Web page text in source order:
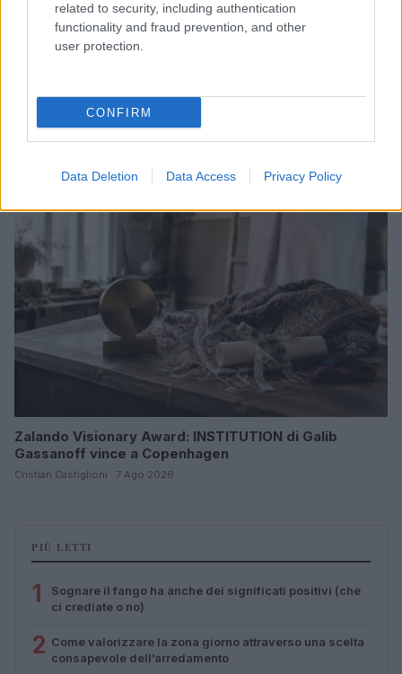
related to security, including authentication
functionality and fraud prevention, and other
user protection.
CONFIRM
Data Deletion Data Access Privacy Policy
Scopri Rocca San Giovanni, il borgo abruzzese tra
mare e storia
Cristian Castiglioni · 8 Ago 2026
Zalando Visionary Award: INSTITUTION di Galib
Gassanoff vince a Copenhagen
Cristian Castiglioni · 7 Ago 2026
PIÙ LETTI
1
Sognare il fango ha anche dei significati positivi (che
ci crediate o no)
2 Come valorizzare la zona giorno attraverso una scelta
consapevole dell’arredamento